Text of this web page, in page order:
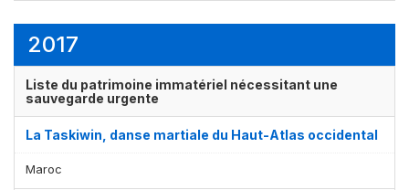
2017
Liste du patrimoine immatériel nécessitant une
sauvegarde urgente
La Taskiwin, danse martiale du Haut-Atlas occidental
Maroc